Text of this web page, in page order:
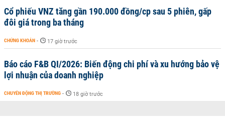
Cổ phiếu VNZ tăng gần 190.000 đồng/cp sau 5 phiên, gấp
đôi giá trong ba tháng
CHỨNG KHOÁN - 17 giờ trước
Báo cáo F&B QI/2026: Biến động chi phí và xu hướng bảo vệ
lợi nhuận của doanh nghiệp
CHUYỂN ĐỘNG THỊ TRƯỜNG - 18 giờ trước